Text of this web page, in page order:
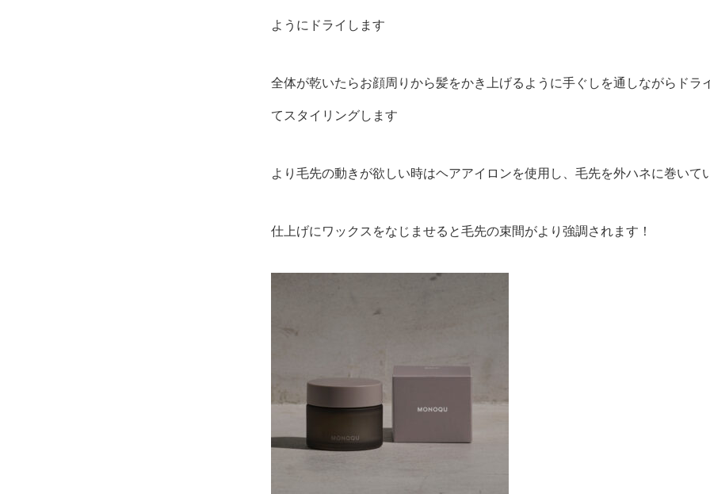
ようにドライします
全体が乾いたらお顔周りから髪をかき上げるように手ぐしを通しながらドラ
てスタイリングします
より毛先の動きが欲しい時はヘアアイロンを使用し、毛先を外ハネに巻いて
仕上げにワックスをなじませると毛先の束間がより強調されます！